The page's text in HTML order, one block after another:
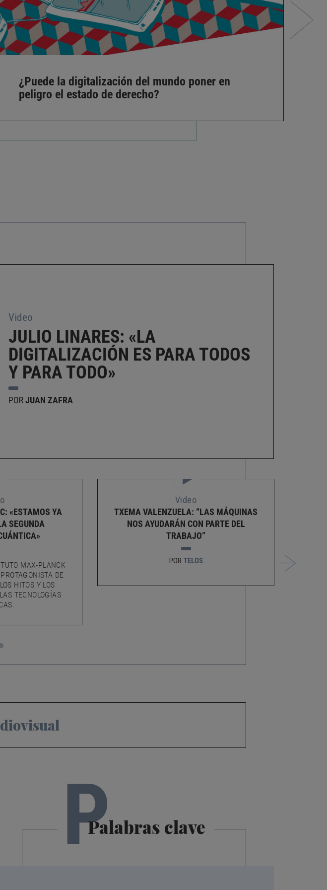
¿Puede la digitalización del mundo poner en
peligro el estado de derecho?
Video
JULIO LINARES: «LA
DIGITALIZACIÓN ES PARA TODOS
Y PARA TODO»
PORJUAN ZAFRA
«ESTAMOS YA
SEGUNDA
MAX-PLANCK
DE
HITOS Y LOS
TECNOLOGÍAS
Video
TXEMA VALENZUELA: “LAS MÁQUINAS
NOS AYUDARÁN CON PARTE DEL
TRABAJO”
POR TELOS
P
Palabras clave